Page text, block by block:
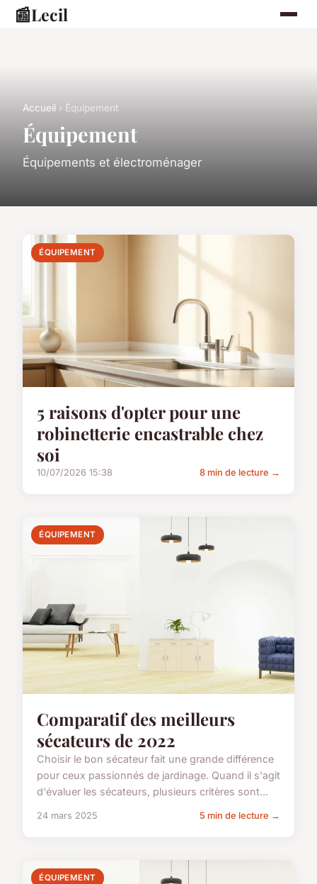
📰Lecil
Accueil › Équipement
Équipement
Équipements et électroménager
ÉQUIPEMENT
5 raisons d'opter pour une
robinetterie encastrable chez
soi
10/07/2026 15:38 8 min de lecture →
ÉQUIPEMENT
Comparatif des meilleurs
sécateurs de 2022
Choisir le bon sécateur fait une grande différence
pour ceux passionnés de jardinage. Quand il s'agit
d'évaluer les sécateurs, plusieurs critères sont...
24 mars 2025 5 min de lecture →
ÉQUIPEMENT